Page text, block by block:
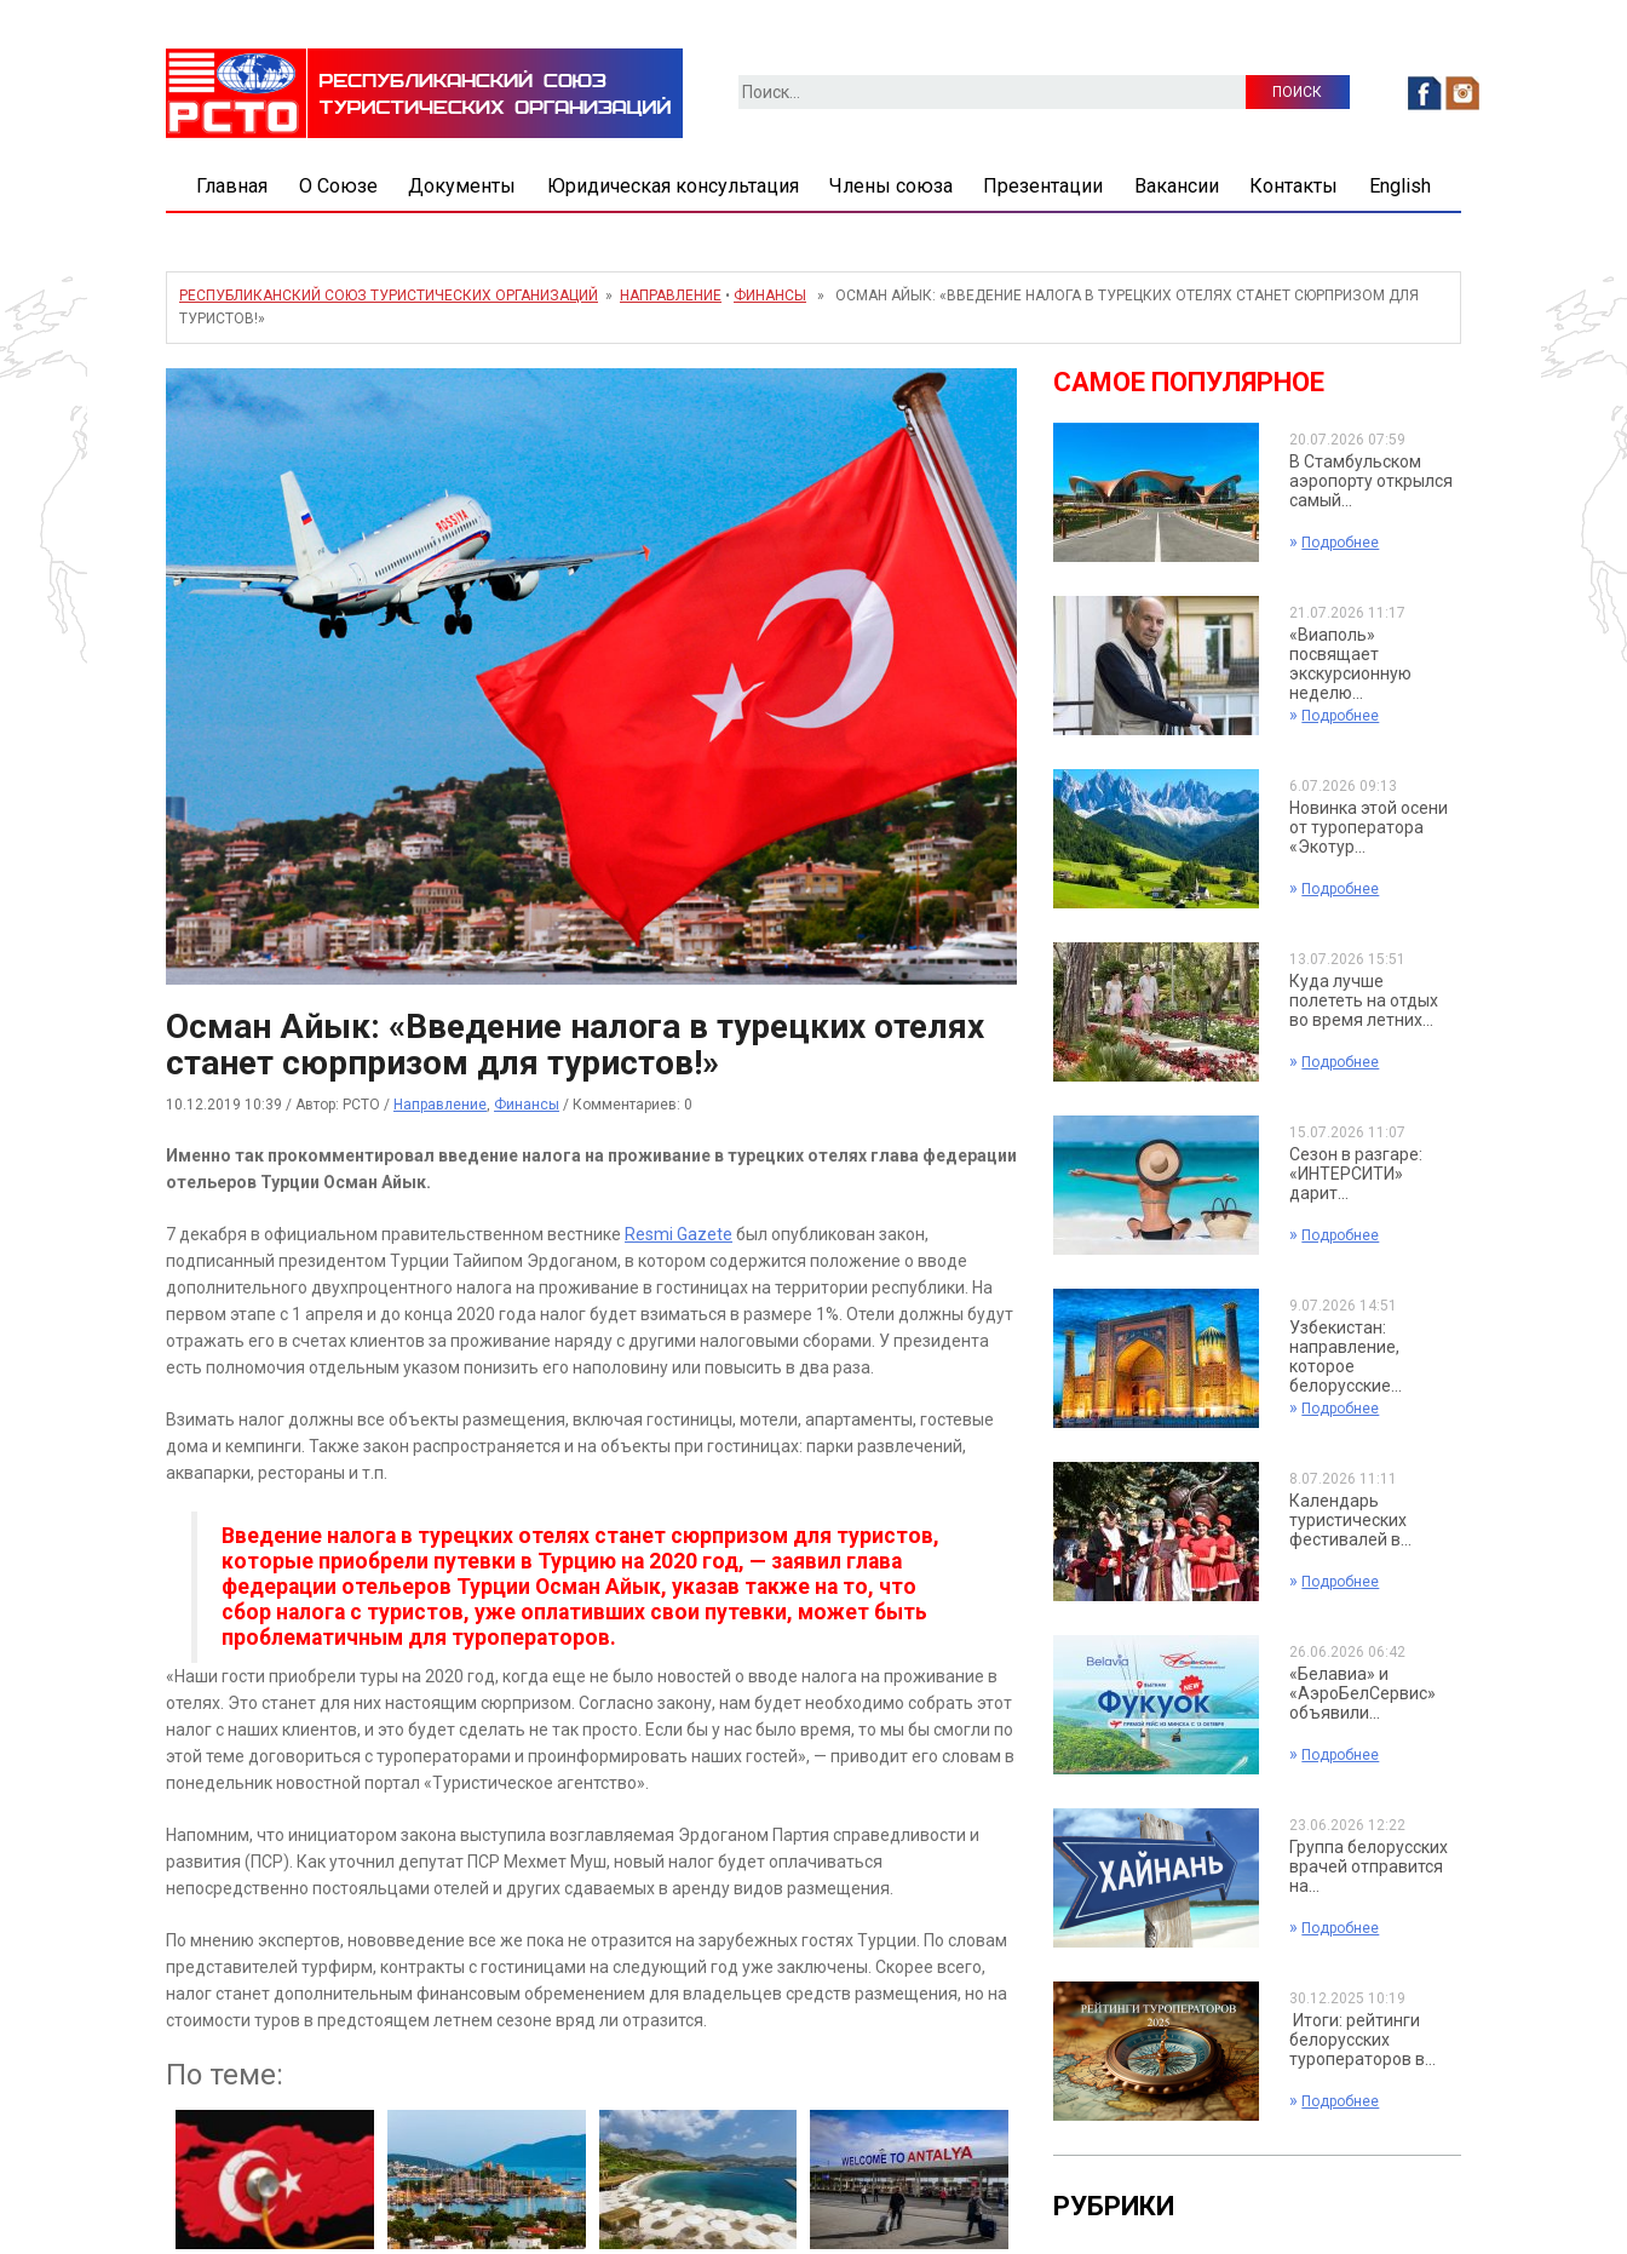
Найти:
Главная О Союзе Документы Юридическая консультация Члены союза Презентации Вакансии Контакты English
РЕСПУБЛИКАНСКИЙ СОЮЗ ТУРИСТИЧЕСКИХ ОРГАНИЗАЦИЙ » НАПРАВЛЕНИЕ • ФИНАНСЫ
» ОСМАН АЙЫК: «ВВЕДЕНИЕ НАЛОГА В ТУРЕЦКИХ ОТЕЛЯХ СТАНЕТ СЮРПРИЗОМ ДЛЯ
ТУРИСТОВ!»
Осман Айык: «Введение налога в турецких отелях
станет сюрпризом для туристов!»
10.12.2019 10:39 / Автор: РСТО / Направление, Финансы / Комментариев: 0
Именно так прокомментировал введение налога на проживание в турецких отелях глава федерации
отельеров Турции Осман Айык.
7 декабря в официальном правительственном вестнике Resmi Gazete был опубликован закон,
подписанный президентом Турции Тайипом Эрдоганом, в котором содержится положение о вводе
дополнительного двухпроцентного налога на проживание в гостиницах на территории республики. На
первом этапе с 1 апреля и до конца 2020 года налог будет взиматься в размере 1%. Отели должны будут
отражать его в счетах клиентов за проживание наряду с другими налоговыми сборами. У президента
есть полномочия отдельным указом понизить его наполовину или повысить в два раза.
Взимать налог должны все объекты размещения, включая гостиницы, мотели, апартаменты, гостевые
дома и кемпинги. Также закон распространяется и на объекты при гостиницах: парки развлечений,
аквапарки, рестораны и т.п.
Введение налога в турецких отелях станет сюрпризом для туристов,
которые приобрели путевки в Турцию на 2020 год, — заявил глава
федерации отельеров Турции Осман Айык, указав также на то, что
сбор налога с туристов, уже оплативших свои путевки, может быть
проблематичным для туроператоров.
«Наши гости приобрели туры на 2020 год, когда еще не было новостей о вводе налога на проживание в
отелях. Это станет для них настоящим сюрпризом. Согласно закону, нам будет необходимо собрать этот
налог с наших клиентов, и это будет сделать не так просто. Если бы у нас было время, то мы бы смогли по
этой теме договориться с туроператорами и проинформировать наших гостей», — приводит его словам в
понедельник новостной портал «Туристическое агентство».
Напомним, что инициатором закона выступила возглавляемая Эрдоганом Партия справедливости и
развития (ПСР). Как уточнил депутат ПСР Мехмет Муш, новый налог будет оплачиваться
непосредственно постояльцами отелей и других сдаваемых в аренду видов размещения.
По мнению экспертов, нововведение все же пока не отразится на зарубежных гостях Турции. По словам
представителей турфирм, контракты с гостиницами на следующий год уже заключены. Скорее всего,
налог станет дополнительным финансовым обременением для владельцев средств размещения, но на
стоимости туров в предстоящем летнем сезоне вряд ли отразится.
По теме:
САМОЕ ПОПУЛЯРНОЕ
20.07.2026 07:59
В Стамбульском
аэропорту открылся
самый...
» Подробнее
21.07.2026 11:17
«Виаполь»
посвящает
экскурсионную
неделю...
» Подробнее
6.07.2026 09:13
Новинка этой осени
от туроператора
«Экотур...
» Подробнее
13.07.2026 15:51
Куда лучше
полететь на отдых
во время летних...
» Подробнее
15.07.2026 11:07
Сезон в разгаре:
«ИНТЕРСИТИ»
дарит...
» Подробнее
9.07.2026 14:51
Узбекистан:
направление,
которое
белорусские...
» Подробнее
8.07.2026 11:11
Календарь
туристических
фестивалей в...
» Подробнее
26.06.2026 06:42
«Белавиа» и
«АэроБелСервис»
объявили...
» Подробнее
23.06.2026 12:22
Группа белорусских
врачей отправится
на...
» Подробнее
30.12.2025 10:19
Итоги: рейтинги
белорусских
туроператоров в...
» Подробнее
РУБРИКИ